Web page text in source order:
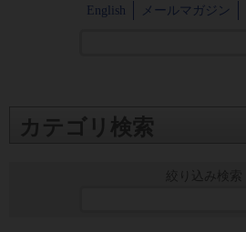
English メールマガジン
カテゴリ検索